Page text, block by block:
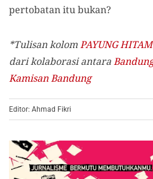
pertobatan itu bukan?
*Tulisan kolomPAYUNG HITAM
dari kolaborasi antara
Kamisan Bandung
Editor: Ahmad Fikri